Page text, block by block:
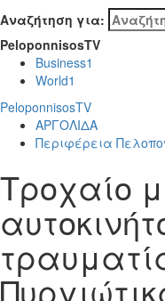
Αναζήτηση για:
PeloponnisosTV
Business1
World1
PeloponnisosTV
ΑΡΓΟΛΙΔΑ
Περιφέρεια
Τροχαίο